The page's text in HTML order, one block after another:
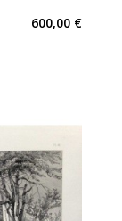
600,00 €